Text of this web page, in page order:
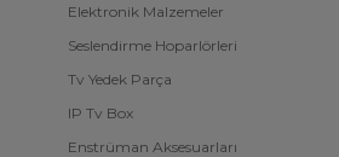
Elektronik Malzemeler
Seslendirme Hoparlörleri
Tv Yedek Parça
IP Tv Box
Enstrüman Aksesuarları